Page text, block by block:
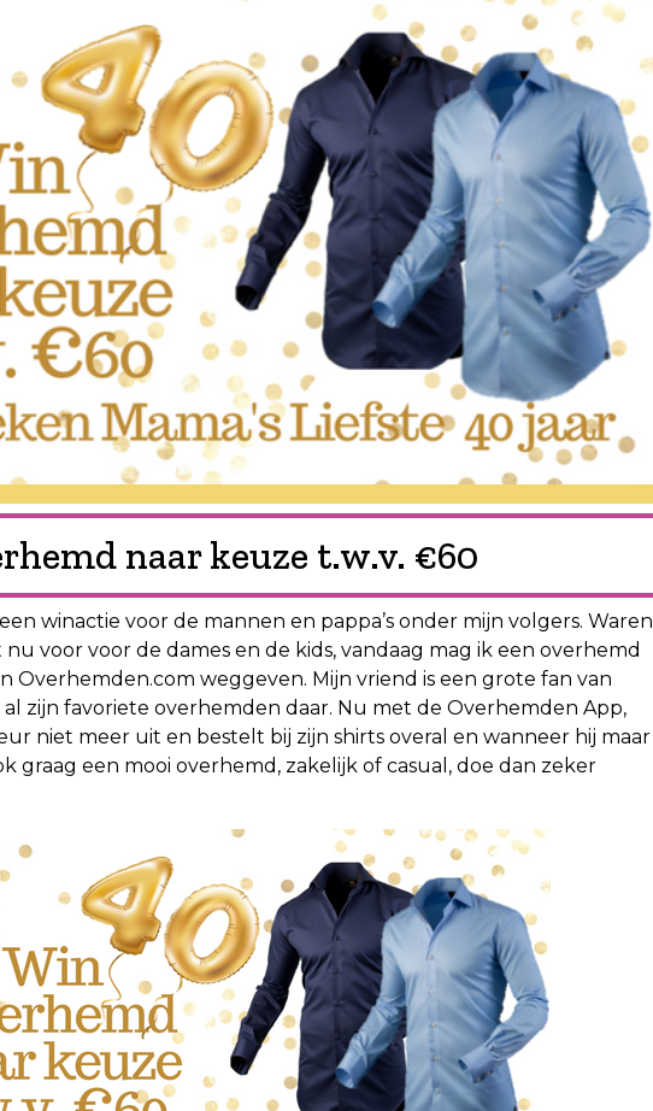
naar keuze t.w.v. €60
winactie voor de mannen en pappa’s onder mijn volgers. Waren
voor voor de dames en de kids, vandaag mag ik een overhemd
Overhemden.com weggeven. Mijn vriend is een grote fan van
zijn favoriete overhemden daar. Nu met de Overhemden App,
niet meer uit en bestelt bij zijn shirts overal en wanneer hij maar
graag een mooi overhemd, zakelijk of casual, doe dan zeker